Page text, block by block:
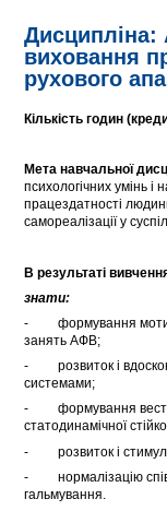
Дисципліна:
виховання
рухового
Кількість годин
Мета навчальної
психологічних умінь
працездатності
самореалізації у
В результаті
знати:
- формування
занять АФВ;
- розвиток і
системами;
- формування
статодинамічної
- розвиток і
- нормалізацію
гальмування.